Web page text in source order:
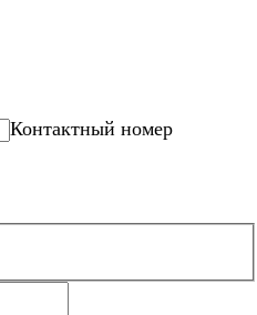
Контактный номер